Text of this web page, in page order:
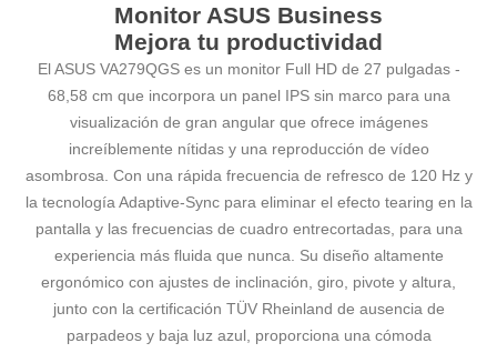
Monitor ASUS Business
Mejora tu productividad
El ASUS VA279QGS es un monitor Full HD de 27 pulgadas -
68,58 cm que incorpora un panel IPS sin marco para una
visualización de gran angular que ofrece imágenes
increíblemente nítidas y una reproducción de vídeo
asombrosa. Con una rápida frecuencia de refresco de 120 Hz y
la tecnología Adaptive-Sync para eliminar el efecto tearing en la
pantalla y las frecuencias de cuadro entrecortadas, para una
experiencia más fluida que nunca. Su diseño altamente
ergonómico con ajustes de inclinación, giro, pivote y altura,
junto con la certificación TÜV Rheinland de ausencia de
parpadeos y baja luz azul, proporciona una cómoda